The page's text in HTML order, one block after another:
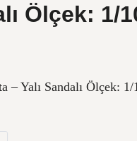
Ölçek: 1/
– Yalı Sandalı Ölçek: 1/